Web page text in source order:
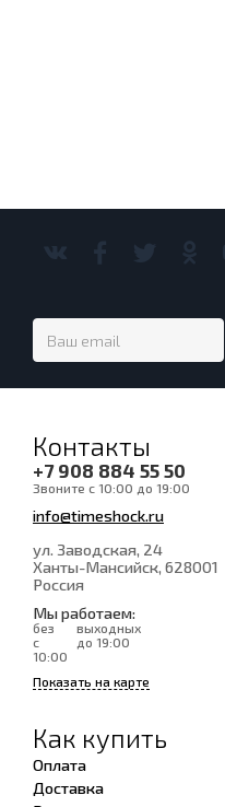
Контакты
+7 908 884 55 50
Звоните с 10:00 до 19:00
info@timeshock.ru
ул. Заводская, 24
Ханты-Мансийск, 628001
Россия
Мы работаем:
без
выходных
с
10:00
до 19:00
Показать на карте
Как купить
Оплата
Доставка